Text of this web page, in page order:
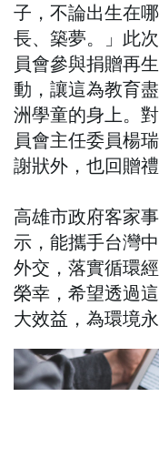
子，不論出生在
長、築夢。」此
員會參與捐贈再
動，讓這為教育
洲學童的身上。
員會主任委員楊
謝狀外，也回贈禮
高雄市政府客家
示，能攜手台灣
外交，落實循環
榮幸，希望透過
大效益，為環境